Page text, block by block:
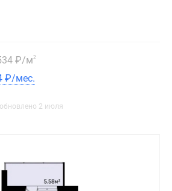
₽/м2
₽/мес.
обновлено 2 июля